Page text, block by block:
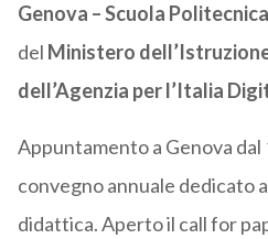
Genova – Scuola Politecnica
del Ministero
dell’Agenzia per l’Italia
Appuntamento a Genova dal
convegno annuale dedicato
didattica. Aperto il call for